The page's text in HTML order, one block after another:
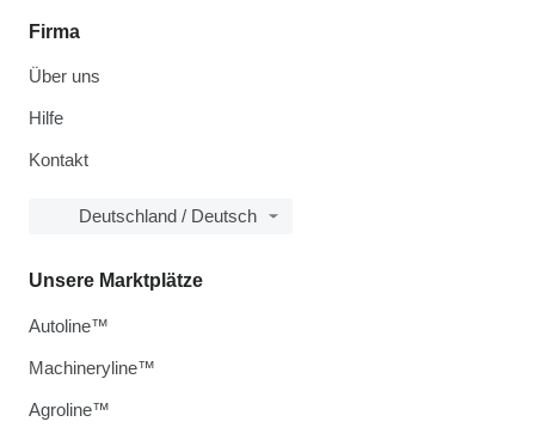
Firma
Über uns
Hilfe
Kontakt
Deutschland / Deutsch
Unsere Marktplätze
Autoline™
Machineryline™
Agroline™